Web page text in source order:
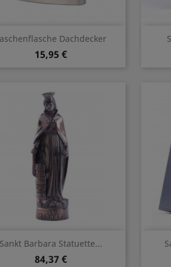
Dachdecker
15,95 €
Vorschau
Barbara Statuette...
84,37 €
Vorschau